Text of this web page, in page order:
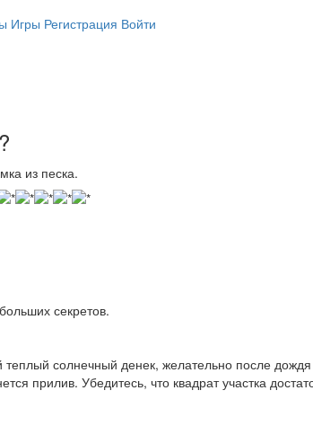
Игры Регистрация Войти
из песка.
секретов.
солнечный денек, желательно после
прилив. Убедитесь, что квадрат участка